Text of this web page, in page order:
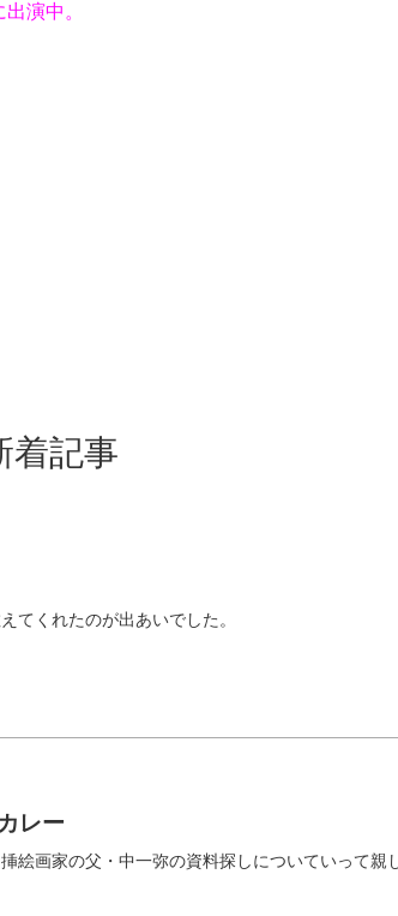
演中。
着記事
てくれたのが出あいでした。
レー
絵画家の父・中一弥の資料探しについていって親